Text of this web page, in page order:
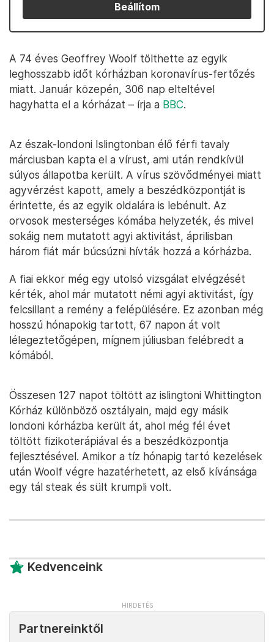
Beállítom
A 74 éves Geoffrey Woolf tölthette az egyik
leghosszabb időt kórházban koronavírus-fertőzés
miatt. Január közepén, 306 nap elteltével
hagyhatta el a kórházat – írja a BBC.
Az észak-londoni Islingtonban élő férfi tavaly
márciusban kapta el a vírust, ami után rendkívül
súlyos állapotba került. A vírus szövődményei miatt
agyvérzést kapott, amely a beszédközpontját is
érintette, és az egyik oldalára is lebénult. Az
orvosok mesterséges kómába helyzeték, és mivel
sokáig nem mutatott agyi aktivitást, áprilisban
három fiát már búcsúzni hívták hozzá a kórházba.
A fiai ekkor még egy utolsó vizsgálat elvégzését
kérték, ahol már mutatott némi agyi aktivitást, így
felcsillant a remény a felépülésére. Ez azonban még
hosszú hónapokig tartott, 67 napon át volt
lélegeztetőgépen, mígnem júliusban felébredt a
kómából.
Összesen 127 napot töltött az islingtoni Whittington
Kórház különböző osztályain, majd egy másik
londoni kórházba került át, ahol még fél évet
töltött fizikoterápiával és a beszédközpontja
fejlesztésével. Amikor a tíz hónapig tartó kezelések
után Woolf végre hazatérhetett, az első kívánsága
egy tál steak és sült krumpli volt.
Kedvenceink
Partnereinktől